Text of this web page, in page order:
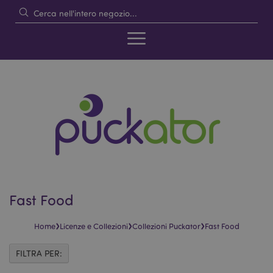
Fast Food
Home›Licenze e Collezioni›Collezioni Puckator›Fast Food
FILTRA PER: